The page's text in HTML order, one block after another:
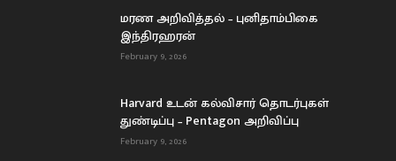
மரண அறிவித்தல் – புனிதாம்பிகை
இந்திரஹரன்
February 9, 2026
Harvard உடன் கல்விசார் தொடர்புகள்
துண்டிப்பு – Pentagon அறிவிப்பு
February 9, 2026